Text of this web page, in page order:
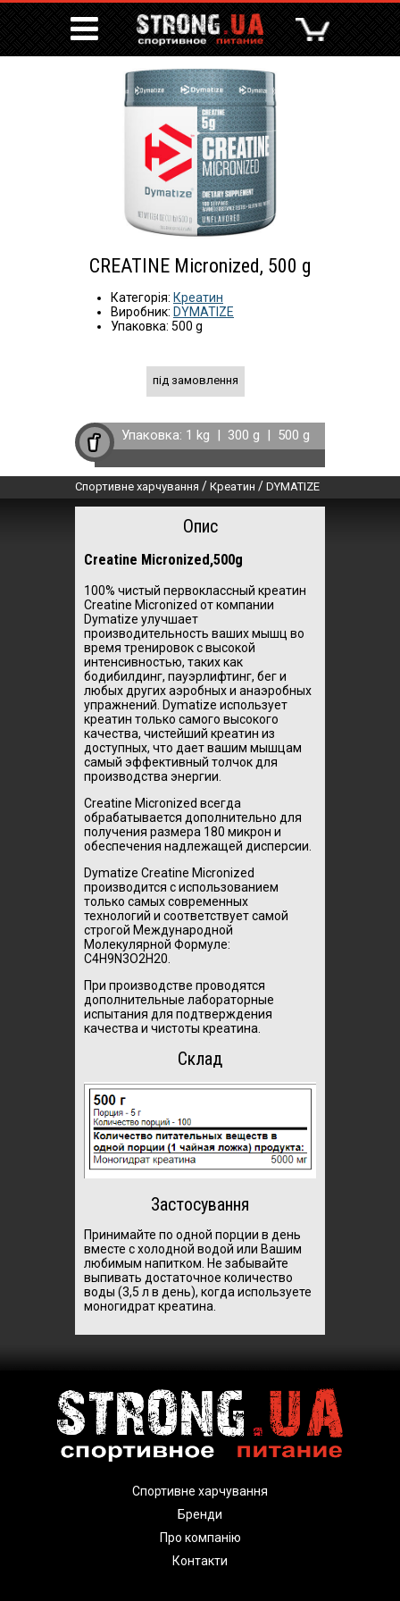
CREATINE Micronized, 500 g
Категорія: Креатин
Виробник: DYMATIZE
Упаковка: 500 g
під замовлення
Упаковка: 1 kg | 300 g | 500 g
Спортивне харчування / Креатин / DYMATIZE
Опис
Creatine Micronized,500g
100% чистый первоклассный креатин
Creatine Micronized от компании
Dymatize улучшает
производительность ваших мышц во
время тренировок с высокой
интенсивностью, таких как
бодибилдинг, пауэрлифтинг, бег и
любых других аэробных и анаэробных
упражнений. Dymatize использует
креатин только самого высокого
качества, чистейший креатин из
доступных, что дает вашим мышцам
самый эффективный толчок для
производства энергии.
Creatine Micronized всегда
обрабатывается дополнительно для
получения размера 180 микрон и
обеспечения надлежащей дисперсии.
Dymatize Creatine Micronized
производится с использованием
только самых современных
технологий и соответствует самой
строгой Международной
Молекулярной Формуле:
C4H9N3O2H20.
При производстве проводятся
дополнительные лабораторные
испытания для подтверждения
качества и чистоты креатина.
Склад
Застосування
Принимайте по одной порции в день
вместе с холодной водой или Вашим
любимым напитком. Не забывайте
выпивать достаточное количество
воды (3,5 л в день), когда используете
моногидрат креатина.
Спортивне харчування
Бренди
Про компанію
Контакти